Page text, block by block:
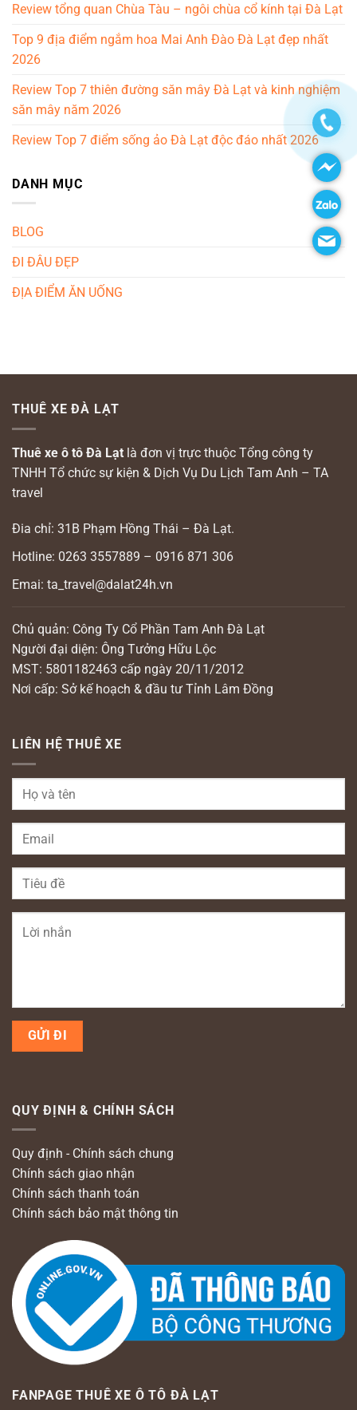
Review tổng quan Chùa Tàu – ngôi chùa cổ kính tại Đà Lạt
Top 9 địa điểm ngắm hoa Mai Anh Đào Đà Lạt đẹp nhất
2026
Review Top 7 thiên đường săn mây Đà Lạt và kinh nghiệm
săn mây năm 2026
Review Top 7 điểm sống ảo Đà Lạt độc đáo nhất 2026
DANH MỤC
BLOG
ĐI ĐÂU ĐẸP
ĐỊA ĐIỂM ĂN UỐNG
THUÊ XE ĐÀ LẠT
Thuê xe ô tô Đà Lạt là đơn vị trực thuộc Tổng công ty
TNHH Tổ chức sự kiện & Dịch Vụ Du Lịch Tam Anh – TA
travel
Đia chỉ: 31B Phạm Hồng Thái – Đà Lạt.
Hotline: 0263 3557889 – 0916 871 306
Emai: ta_travel@dalat24h.vn
Chủ quản: Công Ty Cổ Phần Tam Anh Đà Lạt
Người đại diện: Ông Tưởng Hữu Lộc
MST: 5801182463 cấp ngày 20/11/2012
Nơi cấp: Sở kế hoạch & đầu tư Tỉnh Lâm Đồng
LIÊN HỆ THUÊ XE
QUY ĐỊNH & CHÍNH SÁCH
Quy định - Chính sách chung
Chính sách giao nhận
Chính sách thanh toán
Chính sách bảo mật thông tin
FANPAGE THUÊ XE Ô TÔ ĐÀ LẠT